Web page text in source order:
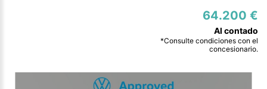
64.200 €
*Consulte condiciones con el
concesionario.